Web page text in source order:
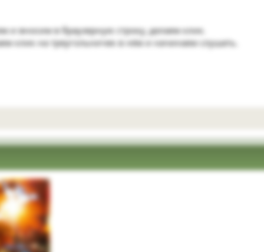
и вносим в браузерную строку, делаем клик.
клик на треугольничек в нём и начинаем слушать.